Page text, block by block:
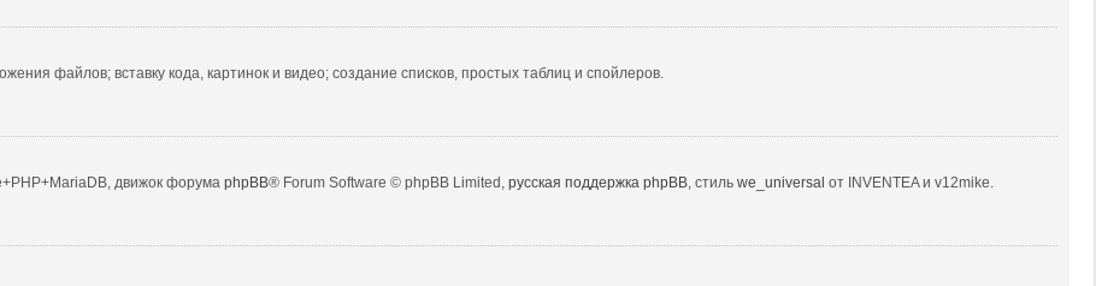
файлов; вставку кода, картинок и видео; создание списков, простых таблиц и спойлеров.
движок форума phpBB® Forum Software © phpBB Limited, русская поддержка phpBB , стиль we_universal от INVENTEA и v12mike.